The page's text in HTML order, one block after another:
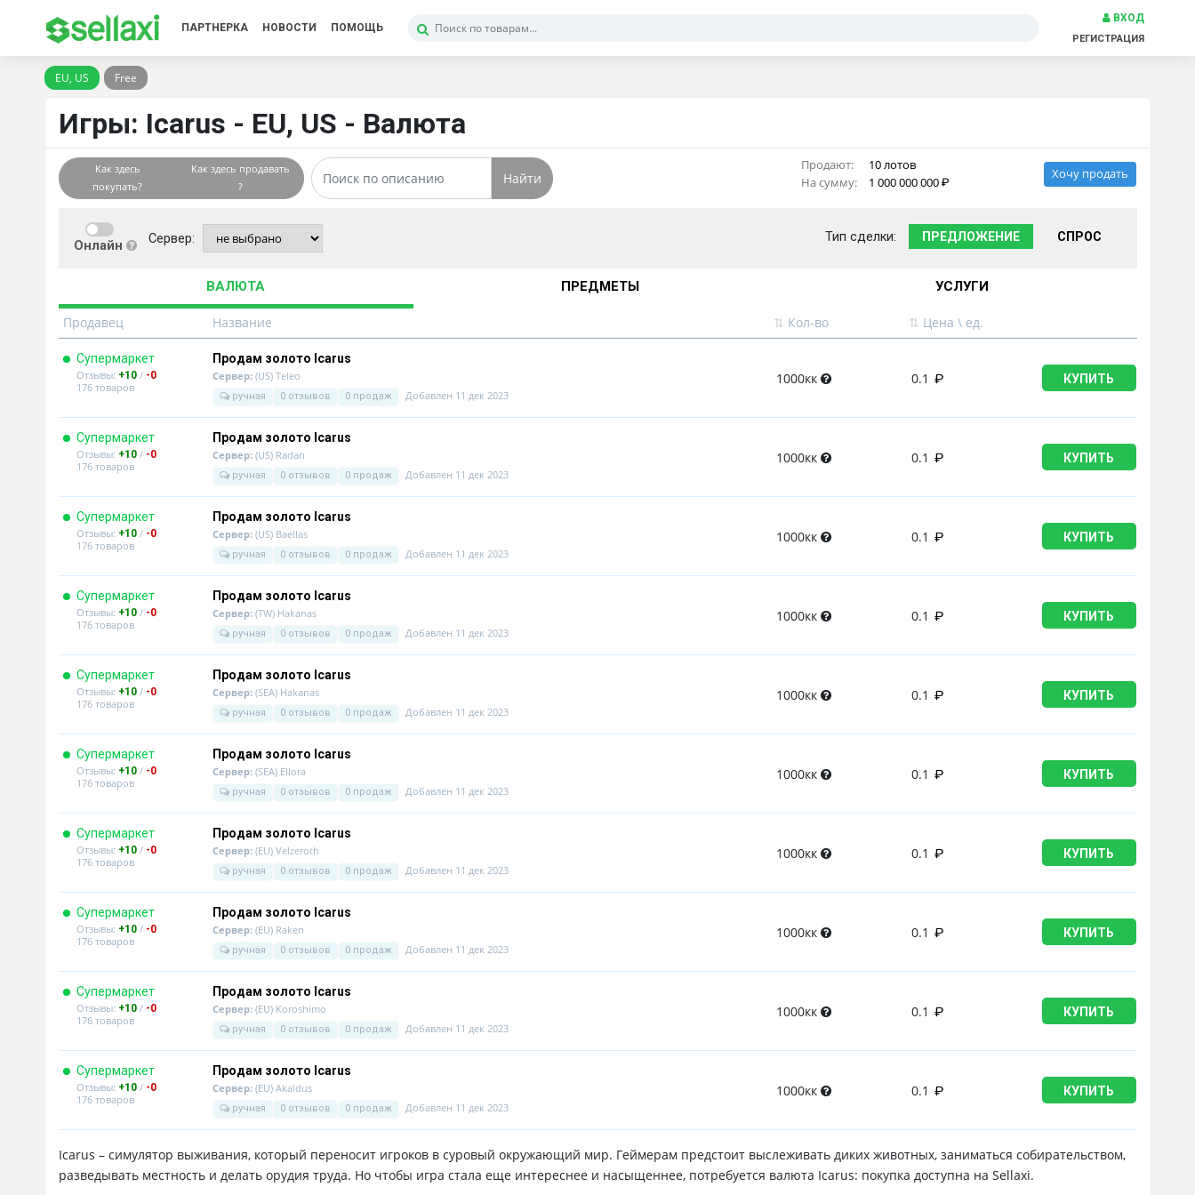
ПАРТНЕРКА НОВОСТИ ПОМОЩЬ
ВХОД
РЕГИСТРАЦИЯ
EU, US Free
Игры: Icarus - EU, US - Валюта
Как здесь
покупать?
Как здесь продавать
?
Найти
Продают:
10 лотов
На сумму:
1 000 000 000
Хочу продать
Онлайн Сервер: Тип сделки: ПРЕДЛОЖЕНИЕ СПРОС
ВАЛЮТА ПРЕДМЕТЫ УСЛУГИ
Продавец Название ⇅ Кол-во ⇅ Цена \ ед.
Супермаркет
Отзывы: +10/ -0
176 товаров
Продам золото Icarus
Сервер:(US) Teleo
ручная 0 отзывов 0 продаж Добавлен 11 дек 2023
1000кк 0.1 КУПИТЬ
Супермаркет
Отзывы: +10/ -0
176 товаров
Продам золото Icarus
Сервер:(US) Radan
ручная 0 отзывов 0 продаж Добавлен 11 дек 2023
1000кк 0.1 КУПИТЬ
Супермаркет
Отзывы: +10/ -0
176 товаров
Продам золото Icarus
Сервер:(US) Baellas
ручная 0 отзывов 0 продаж Добавлен 11 дек 2023
1000кк 0.1 КУПИТЬ
Супермаркет
Отзывы: +10/ -0
176 товаров
Продам золото Icarus
Сервер:(TW) Hakanas
ручная 0 отзывов 0 продаж Добавлен 11 дек 2023
1000кк 0.1 КУПИТЬ
Супермаркет
Отзывы: +10/ -0
176 товаров
Продам золото Icarus
Сервер:(SEA) Hakanas
ручная 0 отзывов 0 продаж Добавлен 11 дек 2023
1000кк 0.1 КУПИТЬ
Супермаркет
Отзывы: +10/ -0
176 товаров
Продам золото Icarus
Сервер:(SEA) Ellora
ручная 0 отзывов 0 продаж Добавлен 11 дек 2023
1000кк 0.1 КУПИТЬ
Супермаркет
Отзывы: +10/ -0
176 товаров
Продам золото Icarus
Сервер:(EU) Velzeroth
ручная 0 отзывов 0 продаж Добавлен 11 дек 2023
1000кк 0.1 КУПИТЬ
Супермаркет
Отзывы: +10/ -0
176 товаров
Продам золото Icarus
Сервер:(EU) Raken
ручная 0 отзывов 0 продаж Добавлен 11 дек 2023
1000кк 0.1 КУПИТЬ
Супермаркет
Отзывы: +10/ -0
176 товаров
Продам золото Icarus
Сервер:(EU) Koroshimo
ручная 0 отзывов 0 продаж Добавлен 11 дек 2023
1000кк 0.1 КУПИТЬ
Супермаркет
Отзывы: +10/ -0
176 товаров
Продам золото Icarus
Сервер:(EU) Akaldus
ручная 0 отзывов 0 продаж Добавлен 11 дек 2023
1000кк 0.1 КУПИТЬ
Icarus – симулятор выживания, который переносит игроков в суровый окружающий мир. Геймерам предстоит выслеживать диких животных, заниматься собирательством,
разведывать местность и делать орудия труда. Но чтобы игра стала еще интереснее и насыщеннее, потребуется валюта Icarus: покупка доступна на Sellaxi.